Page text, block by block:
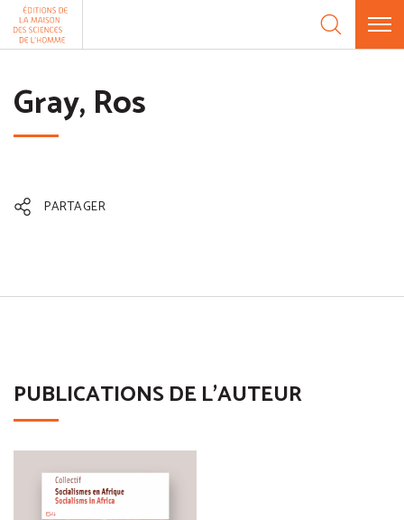
Aller au contenu
Gray, Ros
PARTAGER
PUBLICATIONS DE L'AUTEUR
Panneau de gestion des cookies